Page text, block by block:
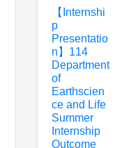
【Internshi
p
Presentatio
n】114
Department
of
Earthscien
ce and Life
Summer
Internship
Outcome